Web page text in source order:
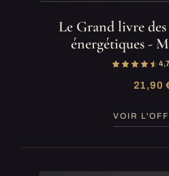
Le Grand livre
énergétiques -
21,90
VOIR